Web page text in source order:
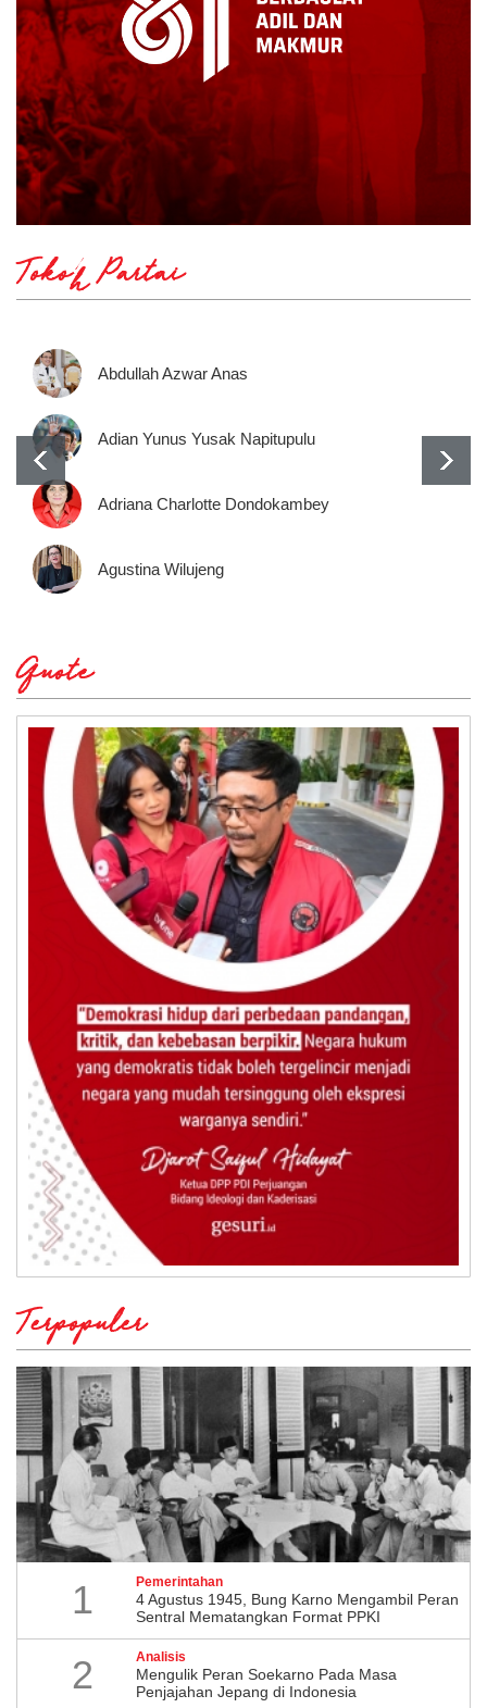
Tokoh Partai
Abdullah Azwar Anas
Adian Yunus Yusak Napitupulu
Adriana Charlotte Dondokambey
Agustina Wilujeng
Quote
Terpopuler
1 Pemerintahan
4 Agustus 1945, Bung Karno Mengambil Peran
Sentral Mematangkan Format PPKI
2 Analisis
Mengulik Peran Soekarno Pada Masa
Penjajahan Jepang di Indonesia